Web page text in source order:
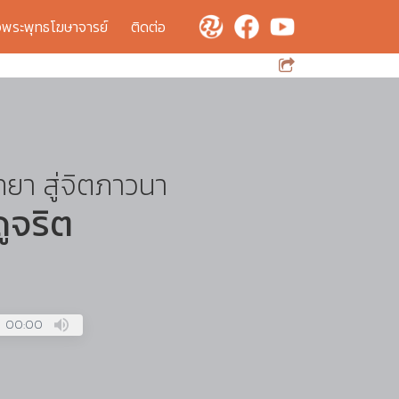
ระพุทธโฆษาจารย์
ติดต่อ
า สู่จิตภาวนา
ริต
00:00